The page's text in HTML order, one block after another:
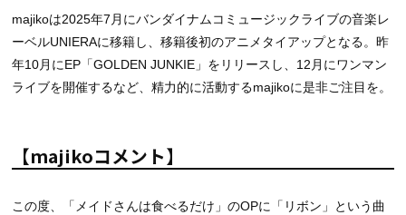
majikoは2025年7月にバンダイナムコミュージックライブの音楽レ
ーベルUNIERAに移籍し、移籍後初のアニメタイアップとなる。昨
年10月にEP「GOLDEN JUNKIE」をリリースし、12月にワンマン
ライブを開催するなど、精力的に活動するmajikoに是非ご注目を。
【majikoコメント】
この度、「メイドさんは食べるだけ」のOPに「リボン」という曲